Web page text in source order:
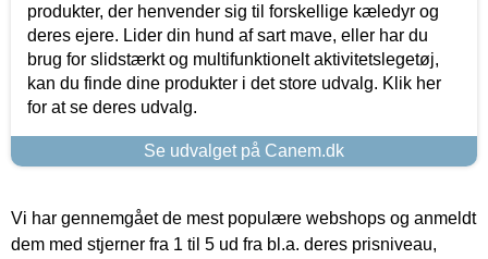
produkter, der henvender sig til forskellige kæledyr og
deres ejere. Lider din hund af sart mave, eller har du
brug for slidstærkt og multifunktionelt aktivitetslegetøj,
kan du finde dine produkter i det store udvalg. Klik her
for at se deres udvalg.
Se udvalget på Canem.dk
Vi har gennemgået de mest populære webshops og anmeldt
dem med stjerner fra 1 til 5 ud fra bl.a. deres prisniveau,